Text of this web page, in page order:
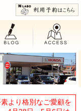
より格別なご愛顧を